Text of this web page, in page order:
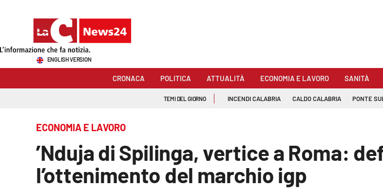
Sezioni
Economia e lavoro
ENGLISH VERSION
CRONACA POLITICA ATTUALITÀ ECONOMIA E LAVORO SANITÀ
TEMI DEL GIORNO INCENDI CALABRIA CALDO CALABRIA PONTE
ECONOMIA E LAVORO
’Nduja di Spilinga, vertice a Roma:
l’ottenimento del marchio igp